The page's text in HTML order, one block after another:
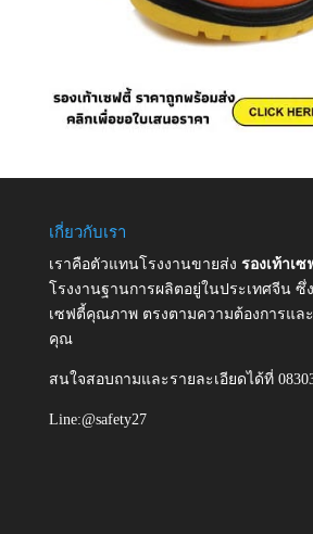
เกี่ยวกับเรา
เราคือตัวแทนโรงงานขายส่ง รองเท้าเซ
โรงงานฐานการผลิตอยู่ในประเทศจีน ซึ่
เซฟตี้คุณภาพ ตรงตามความต้องการแล
คุณ
สนใจสอบถามและรายละเอียดได้ที่
Line:@safety27